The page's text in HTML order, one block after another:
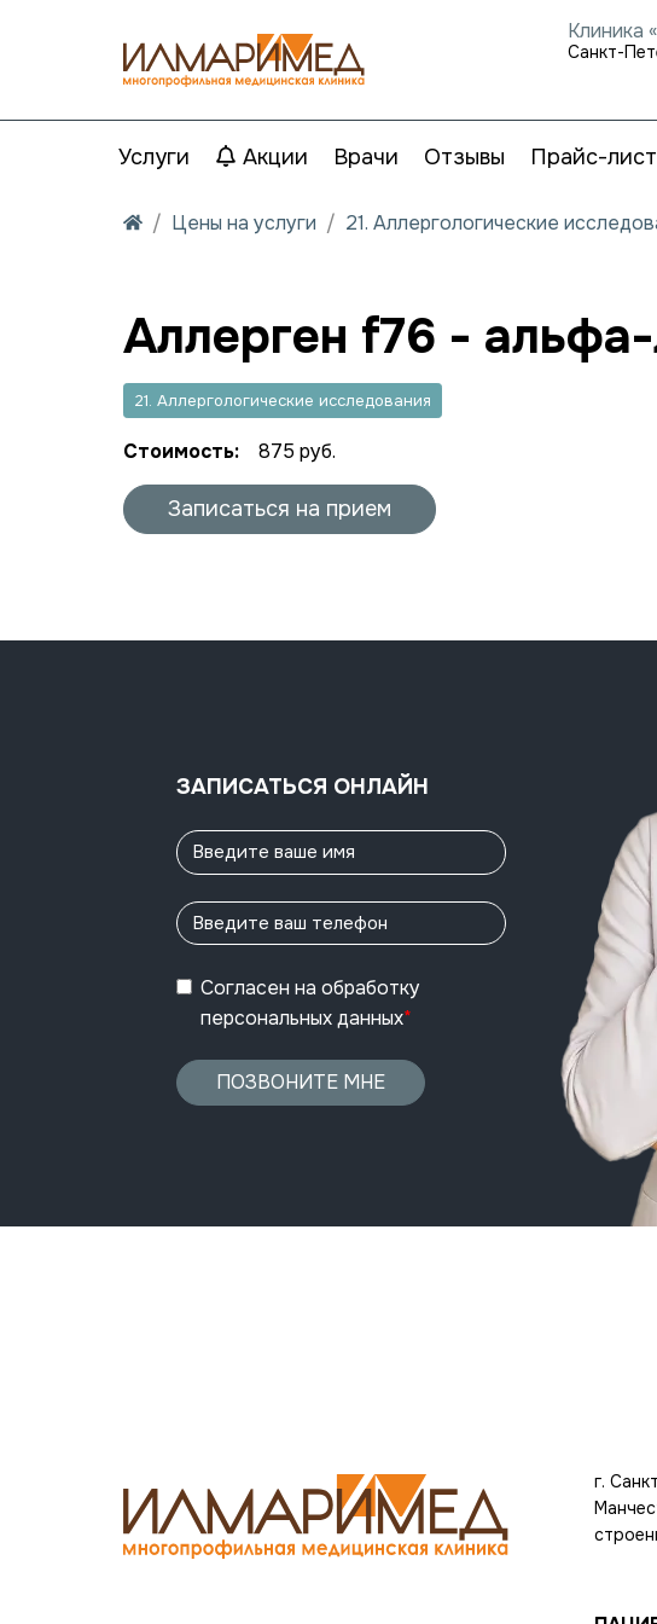
Клиника
Санкт-
Услуги Акции Врачи Отзывы Прайс-лист
Цены на услуги 21. Аллергологические
Аллерген f76 -
21. Аллергологические исследования
Стоимость: 875 руб.
Записаться на прием
ЗАПИСАТЬСЯ ОНЛАЙН
Согласен на обработку
персональных данных*
ПОЗВОНИТЕ МНЕ
г.